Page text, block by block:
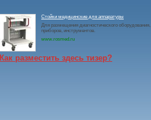
Стойки медицинские для аппаратуры
Для размещения диагностического оборудования,
приборов, инструментов.
www.rosmed.ru
Как разместить здесь тизер?